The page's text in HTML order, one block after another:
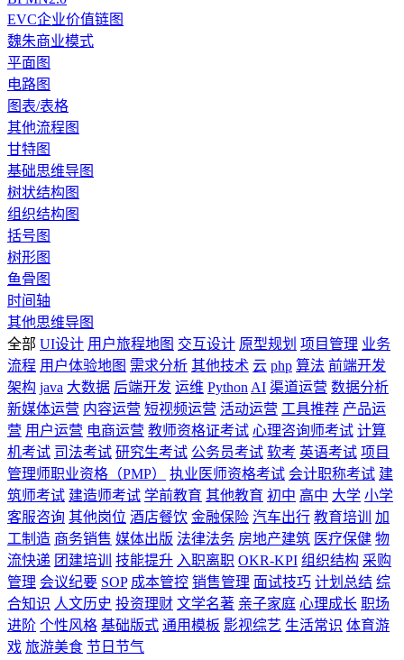
EVC企业价值链图
魏朱商业模式
平面图
电路图
图表/表格
其他流程图
甘特图
基础思维导图
树状结构图
组织结构图
括号图
树形图
鱼骨图
时间轴
其他思维导图
全部 UI设计 用户旅程地图 交互设计 原型规划 项目管理 业务
流程 用户体验地图 需求分析 其他技术 云 php 算法 前端开发
架构 java 大数据 后端开发 运维 Python AI 渠道运营 数据分析
新媒体运营 内容运营 短视频运营 活动运营 工具推荐 产品运
营 用户运营 电商运营 教师资格证考试 心理咨询师考试 计算
机考试 司法考试 研究生考试 公务员考试 软考 英语考试 项目
管理师职业资格（PMP）
执业医师资格考试 会计职称考试 建
筑师考试 建造师考试 学前教育 其他教育 初中 高中 大学 小学
客服咨询 其他岗位 酒店餐饮 金融保险 汽车出行 教育培训
加
工制造 商务销售 媒体出版 法律法务 房地产建筑 医疗保健 物
流快递 团建培训 技能提升 入职离职 OKR-KPI 组织结构 采购
管理 会议纪要 SOP 成本管控 销售管理 面试技巧 计划总结 综
合知识 人文历史 投资理财 文学名著 亲子家庭 心理成长 职场
进阶 个性风格 基础版式 通用模板 影视综艺 生活常识 体育游
戏 旅游美食 节日节气